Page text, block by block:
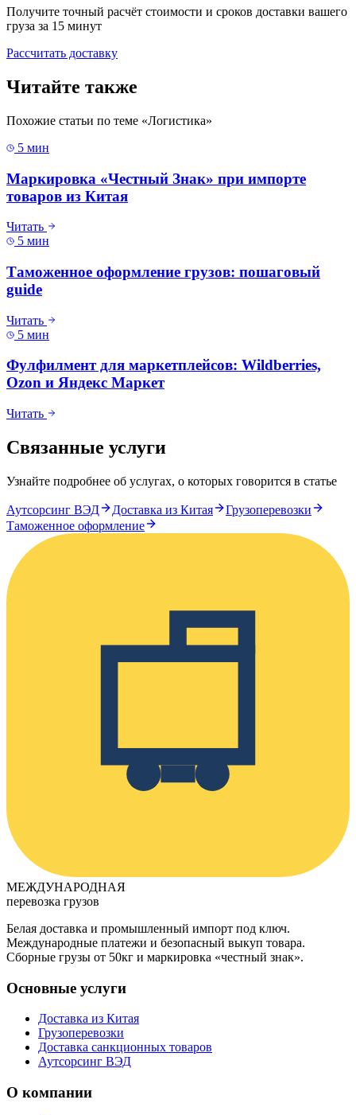
Получите точный расчёт стоимости и сроков доставки вашего
груза за 15 минут
Рассчитать доставку
Читайте также
Похожие статьи по теме «Логистика»
5 мин
Маркировка «Честный Знак» при импорте
товаров из Китая
Читать
5 мин
Таможенное оформление грузов: пошаговый
guide
Читать
5 мин
Фулфилмент для маркетплейсов: Wildberries,
Ozon и Яндекс Маркет
Читать
Связанные услуги
Узнайте подробнее об услугах, о которых говорится в статье
Аутсорсинг ВЭД Доставка из Китая
Грузоперевозки
Таможенное оформление
МЕЖДУНАРОДНАЯ
перевозка грузов
Белая доставка и промышленный импорт под ключ.
Международные платежи и безопасный выкуп товара.
Сборные грузы от 50кг и маркировка «честный знак».
Основные услуги
Доставка из Китая
Грузоперевозки
Доставка санкционных товаров
Аутсорсинг ВЭД
О компании